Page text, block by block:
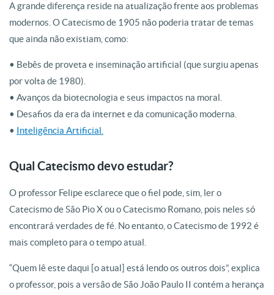
A grande diferença reside na atualização frente aos problemas
modernos. O Catecismo de 1905 não poderia tratar de temas
que ainda não existiam, como:
• Bebês de proveta e inseminação artificial (que surgiu apenas
por volta de 1980).
• Avanços da biotecnologia e seus impactos na moral.
• Desafios da era da internet e da comunicação moderna.
• Inteligência Artificial.
Qual Catecismo devo estudar?
O professor Felipe esclarece que o fiel pode, sim, ler o
Catecismo de São Pio X ou o Catecismo Romano, pois neles só
encontrará verdades de fé. No entanto, o Catecismo de 1992 é
mais completo para o tempo atual.
“Quem lê este daqui [o atual] está lendo os outros dois”, explica
o professor, pois a versão de São João Paulo II contém a herança